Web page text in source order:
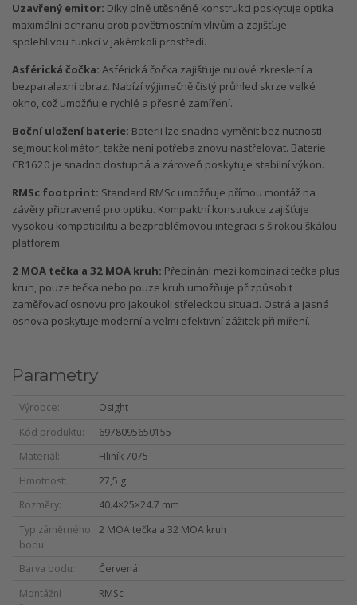
Uzavřený emitor: Díky plně utěsněné konstrukci poskytuje optika
maximální ochranu proti povětrnostním vlivům a zajišťuje
spolehlivou funkci v jakémkoli prostředí.
Asférická čočka: Asférická čočka zajišťuje nulové zkreslení a
bezparalaxní obraz. Nabízí výjimečně čistý průhled skrze velké
okno, což umožňuje rychlé a přesné zamíření.
Boční uložení baterie: Baterii lze snadno vyměnit bez nutnosti
sejmout kolimátor, takže není potřeba znovu nastřelovat. Baterie
CR1620 je snadno dostupná a zároveň poskytuje stabilní výkon.
RMSc footprint: Standard RMSc umožňuje přímou montáž na
závěry připravené pro optiku. Kompaktní konstrukce zajišťuje
vysokou kompatibilitu a bezproblémovou integraci s širokou škálou
platforem.
2 MOA tečka a 32 MOA kruh: Přepínání mezi kombinací tečka plus
kruh, pouze tečka nebo pouze kruh umožňuje přizpůsobit
zaměřovací osnovu pro jakoukoli střeleckou situaci. Ostrá a jasná
osnova poskytuje moderní a velmi efektivní zážitek při míření.
Parametry
Výrobce
Osight
Kód produktu
6978095650155
Materiál
Hliník 7075
Hmotnost
27,5 g
Rozměry
40.4×25×24.7 mm
Typ záměrného
bodu
2 MOA tečka a 32 MOA kruh
Barva bodu
Červená
Montážní
RMSc